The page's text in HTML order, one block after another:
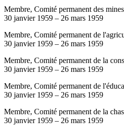
Membre, Comité permanent des mines
30 janvier 1959 – 26 mars 1959
Membre, Comité permanent de
30 janvier 1959 – 26 mars 1959
Membre, Comité permanent de la
30 janvier 1959 – 26 mars 1959
Membre, Comité permanent de
30 janvier 1959 – 26 mars 1959
Membre, Comité permanent de la
30 janvier 1959 – 26 mars 1959